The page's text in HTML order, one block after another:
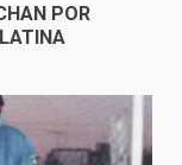
POR